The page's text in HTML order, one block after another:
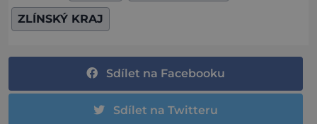
ZLÍNSKÝ KRAJ
Sdílet na Facebooku
Sdílet na Twitteru